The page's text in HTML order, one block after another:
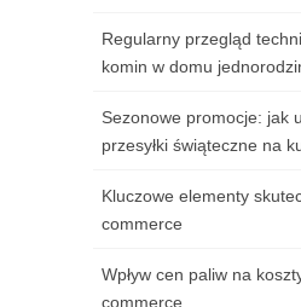
Regularny przegląd
komin w domu
Sezonowe promocje: jak
przesyłki świąteczne na
Kluczowe elementy
commerce
Wpływ cen paliw na
commerce